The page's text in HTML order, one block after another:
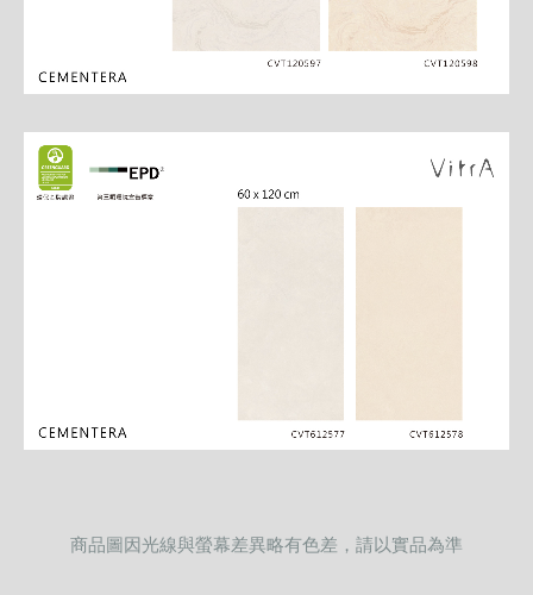
商品圖因光線與螢幕差異略有色差，請以實品為準